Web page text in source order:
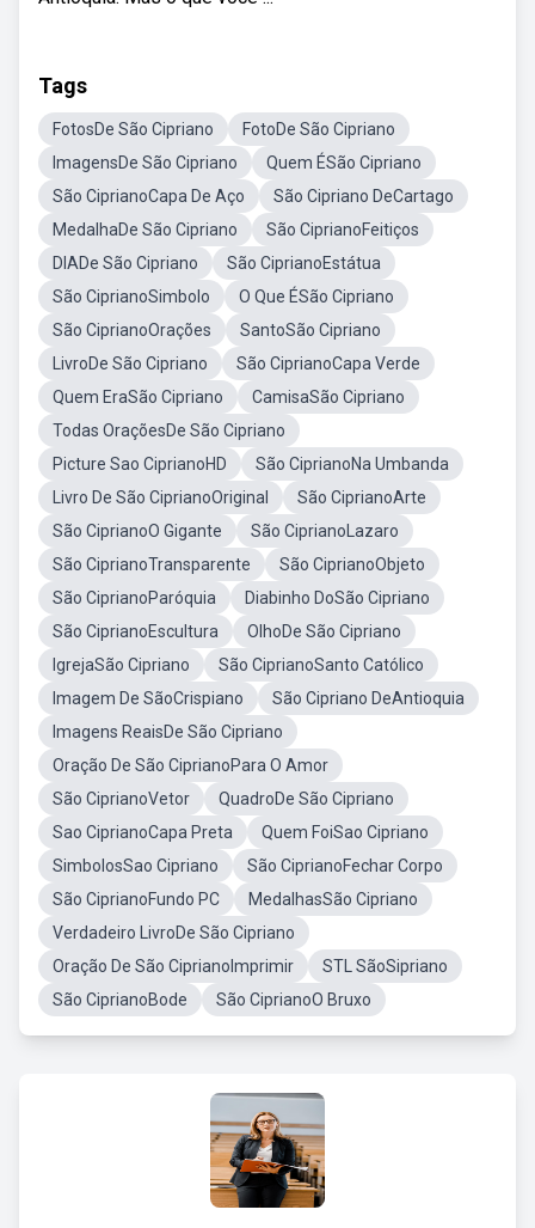
Tags
FotosDe São Cipriano
FotoDe São Cipriano
ImagensDe São Cipriano
Quem ÉSão Cipriano
São CiprianoCapa De Aço
São Cipriano DeCartago
MedalhaDe São Cipriano
São CiprianoFeitiços
DIADe São Cipriano
São CiprianoEstátua
São CiprianoSimbolo
O Que ÉSão Cipriano
São CiprianoOrações
SantoSão Cipriano
LivroDe São Cipriano
São CiprianoCapa Verde
Quem EraSão Cipriano
CamisaSão Cipriano
Todas OraçõesDe São Cipriano
Picture Sao CiprianoHD
São CiprianoNa Umbanda
Livro De São CiprianoOriginal
São CiprianoArte
São CiprianoO Gigante
São CiprianoLazaro
São CiprianoTransparente
São CiprianoObjeto
São CiprianoParóquia
Diabinho DoSão Cipriano
São CiprianoEscultura
OlhoDe São Cipriano
IgrejaSão Cipriano
São CiprianoSanto Católico
Imagem De SãoCrispiano
São Cipriano DeAntioquia
Imagens ReaisDe São Cipriano
Oração De São CiprianoPara O Amor
São CiprianoVetor
QuadroDe São Cipriano
Sao CiprianoCapa Preta
Quem FoiSao Cipriano
SimbolosSao Cipriano
São CiprianoFechar Corpo
São CiprianoFundo PC
MedalhasSão Cipriano
Verdadeiro LivroDe São Cipriano
Oração De São CiprianoImprimir
STL SãoSipriano
São CiprianoBode
São CiprianoO Bruxo